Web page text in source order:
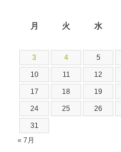
月 火 水
3 4 5
10 11 12
17 18 19
24 25 26
31
« 7月